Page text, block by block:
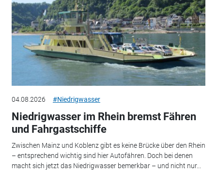
04.08.2026 #Niedrigwasser
Niedrigwasser im Rhein bremst Fähren
und Fahrgastschiffe
Zwischen Mainz und Koblenz gibt es keine Brücke über den Rhein
– entsprechend wichtig sind hier Autofähren. Doch bei denen
macht sich jetzt das Niedrigwasser bemerkbar – und nicht nur...